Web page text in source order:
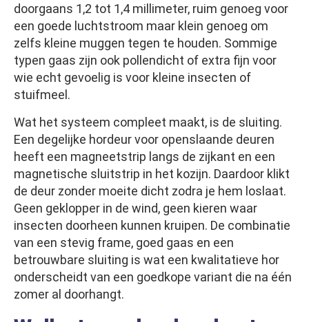
doorgaans 1,2 tot 1,4 millimeter, ruim genoeg voor
een goede luchtstroom maar klein genoeg om
zelfs kleine muggen tegen te houden. Sommige
typen gaas zijn ook pollendicht of extra fijn voor
wie echt gevoelig is voor kleine insecten of
stuifmeel.
Wat het systeem compleet maakt, is de sluiting.
Een degelijke hordeur voor openslaande deuren
heeft een magneetstrip langs de zijkant en een
magnetische sluitstrip in het kozijn. Daardoor klikt
de deur zonder moeite dicht zodra je hem loslaat.
Geen geklopper in de wind, geen kieren waar
insecten doorheen kunnen kruipen. De combinatie
van een stevig frame, goed gaas en een
betrouwbare sluiting is wat een kwalitatieve hor
onderscheidt van een goedkope variant die na één
zomer al doorhangt.